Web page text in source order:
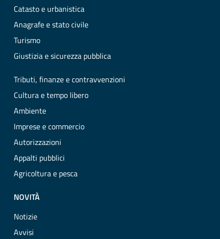
Catasto e urbanistica
Anagrafe e stato civile
Turismo
Giustizia e sicurezza pubblica
Tributi, finanze e contravvenzioni
Cultura e tempo libero
Ambiente
Imprese e commercio
Autorizzazioni
Appalti pubblici
Agricoltura e pesca
NOVITÀ
Notizie
Avvisi